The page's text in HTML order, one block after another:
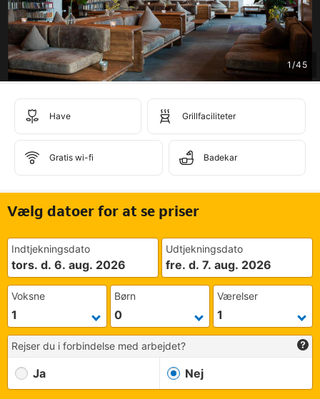
1 /45
Have Grillfaciliteter
Gratis wi-fi Badekar
Vælg datoer for at se priser
Indtjekningsdato
tors. d. 6. aug. 2026
Udtjekningsdato
fre. d. 7. aug. 2026
Voksne Børn Værelser
Rejser du i forbindelse med arbejdet?
Ja Nej